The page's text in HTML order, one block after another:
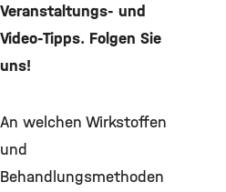
Veranstaltungs- und
Video-Tipps. Folgen Sie
uns!
An welchen Wirkstoffen
und
Behandlungsmethoden